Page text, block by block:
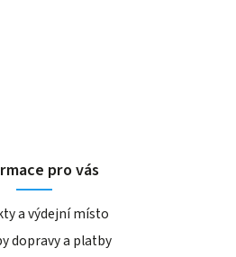
pro vás
a výdejní místo
dopravy a platby